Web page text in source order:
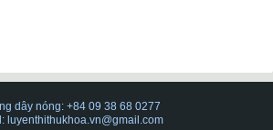
dây nóng: +84 09 38 68 0277
luyenthithukhoa.vn@gmail.com